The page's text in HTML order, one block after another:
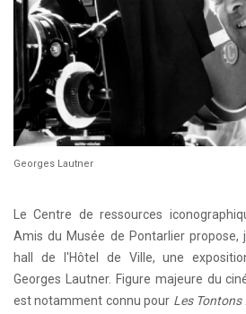
Georges Lautner
Le Centre de ressources
Amis du Musée de Pontarlier propose,
hall de l'Hôtel de Ville, une
Georges Lautner. Figure majeure du
est notamment connu pour Les